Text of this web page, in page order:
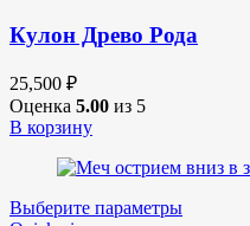
Кулон Древо Рода
25,500 ₽
Оценка 5.00 из 5
В корзину
Выберите параметры